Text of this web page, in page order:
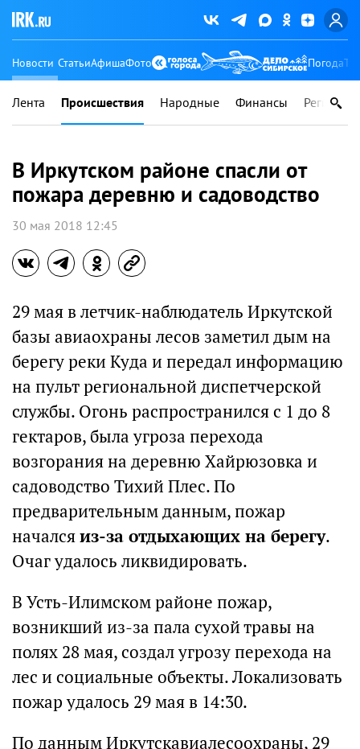
Новости СтатьиАфишаФото Погода
Лента Происшествия Народные Финансы Регионы
В Иркутском районе спасли от
пожара деревню и садоводство
30 мая 2018 12:45
29 мая в летчик-наблюдатель Иркутской
базы авиаохраны лесов заметил дым на
берегу реки Куда и передал информацию
на пульт региональной диспетчерской
службы. Огонь распространился с 1 до 8
гектаров, была угроза перехода
возгорания на деревню Хайрюзовка и
садоводство Тихий Плес. По
предварительным данным, пожар
началсяиз-за отдыхающих на берегу.
Очаг удалось ликвидировать.
В Усть-Илимском районе пожар,
возникший из-за пала сухой травы на
полях 28 мая, создал угрозу перехода на
лес и социальные объекты. Локализовать
пожар удалось 29 мая в 14:30.
По данным Иркутскавиалесоохраны, 29